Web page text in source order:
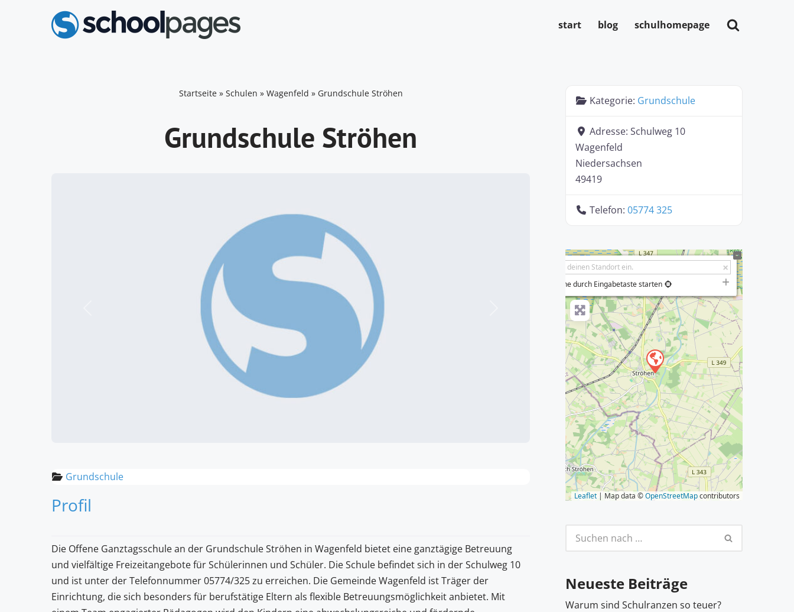
start blog schulhomepage
Startseite» Schulen » Wagenfeld » Grundschule Ströhen
Grundschule Ströhen
Grundschule
Profil
Die Offene Ganztagsschule an der Grundschule Ströhen in Wagenfeld bietet eine ganztägige Betreuung
und vielfältige Freizeitangebote für Schülerinnen und Schüler. Die Schule befindet sich in der Schulweg 10
und ist unter der Telefonnummer 05774/325 zu erreichen. Die Gemeinde Wagenfeld ist Träger der
Einrichtung, die sich besonders für berufstätige Eltern als flexible Betreuungsmöglichkeit anbietet. Mit
Kategorie: Grundschule
Adresse: Schulweg 10
Wagenfeld
Niedersachsen
49419
Telefon: 05774 325
+
−
Suche durch Eingabetaste starten
Leaflet | Map data ©OpenStreetMapcontributors
Neueste Beiträge
Warum sind Schulranzen so teuer?